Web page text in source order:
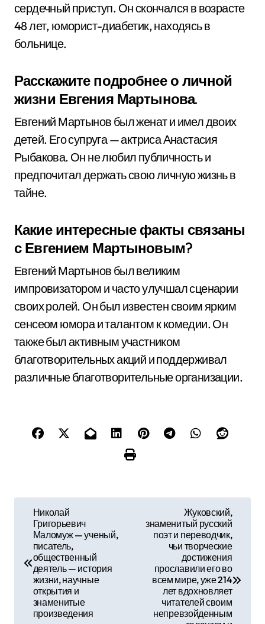
сердечный приступ. Он скончался в возрасте
48 лет, юморист-диабетик, находясь в
больнице.
Расскажите подробнее о личной
жизни Евгения Мартынова.
Евгений Мартынов был женат и имел двоих
детей. Его супруга — актриса Анастасия
Рыбакова. Он не любил публичность и
предпочитал держать свою личную жизнь в
тайне.
Какие интересные факты связаны
с Евгением Мартыновым?
Евгений Мартынов был великим
импровизатором и часто улучшал сценарии
своих ролей. Он был известен своим ярким
сенсеом юмора и талантом к комедии. Он
также был активным участником
благотворительных акций и поддерживал
различные благотворительные организации.
в
Николай
Григорьевич
Маломуж — ученый,
писатель,
общественный
деятель — история
жизни, научные
открытия и
знаменитые
произведения
Жуковский,
знаменитый русский
поэт и переводчик,
чьи творческие
достижения
прославили его во
всем мире, уже 214
лет вдохновляет
читателей своим
непревзойденным